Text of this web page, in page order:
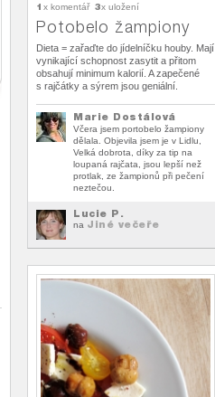
1 x komentář 3x uložení
Potobelo žampiony
Dieta = zařaďte do jídelníčku houby. Mají
vynikající schopnost zasytit a přitom
obsahují minimum kalorií. A zapečené
s rajčátky a sýrem jsou geniální.
Marie Dostálová
Včera jsem portobelo žampiony
dělala. Objevila jsem je v Lidlu,
Velká dobrota, díky za tip na
loupaná rajčata, jsou lepší než
protlak, ze žampionů při pečení
neztečou.
Lucie P.
na Jiné večeře